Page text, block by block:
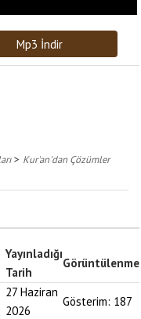
Mp3 İndir
> Kur'an'dan Çözümler
Yayınladığı
Tarih
Görüntülenme
27 Haziran
2026
Gösterim: 187